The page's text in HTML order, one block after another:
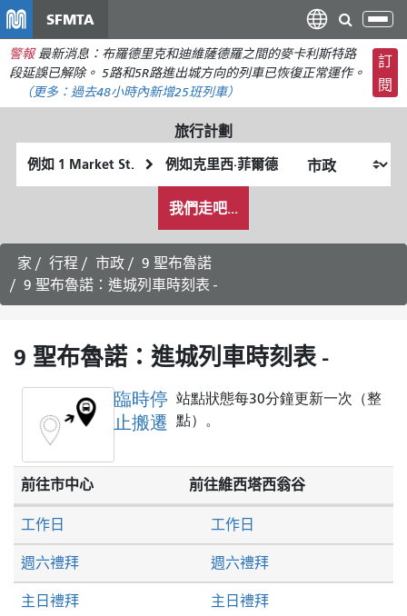
主
要
內
容
SFMTA
切
換
導
航
警報 最新消息：布羅德里克和迪維薩德羅之間的麥卡利斯特路
段延誤已解除。 5路和5R路進出城方向的列車已恢復正常運作。
（更多： 過去48小時內新增25班列車）
訂
閱
旅行計劃
起
始
終
點
我
希
望
的
旅
行
式
我們走吧...
家 行程 市政
9 聖布魯諾
9 聖布魯諾：進城列車時刻表 -
9 聖布魯諾：進城列車時刻表 -
臨時停
止搬遷
站點狀態每30分鐘更新一次（整
點）。
前往市中心 前往維西塔西翁谷
週六禮拜 週六禮拜
主日禮拜 主日禮拜
工作日 工作日